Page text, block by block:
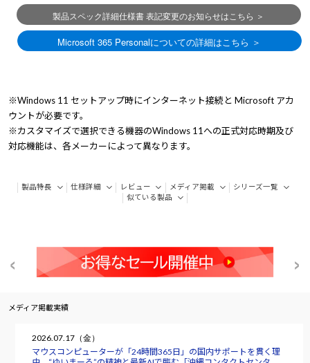
※Windows 11 セットアップ時にインターネット接続と Microsoft アカ
ウントが必要です。
※カスタマイズで選択できる機器のWindows 11への正式対応時期及び
対応機能は、各メーカーによって異なります。
製品特長 仕様詳細 レビュー メディア掲載
シリーズ一覧
似ている製品
メディア掲載実績
2026.07.17（金）
マウスコンピューターが「24時間365日」の国内サポートを貫く理